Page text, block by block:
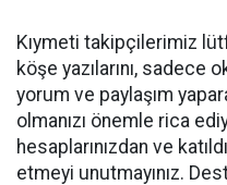
Kıymeti takipçilerimiz
köşe yazılarını, sadece
yorum ve paylaşım
olmanızı önemle rica
hesaplarınızdan ve
etmeyi unutmayınız.